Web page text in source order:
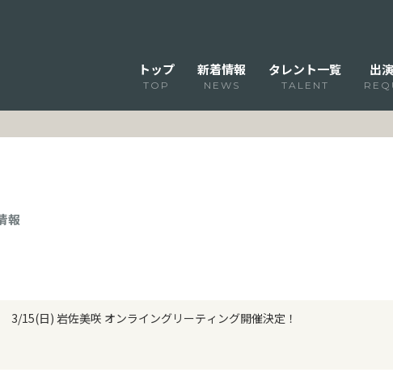
トップ
TOP
新着情報
NEWS
タレント一覧
TALENT
出
報
3/15(日) 岩佐美咲 オンライングリーティング開催決定！